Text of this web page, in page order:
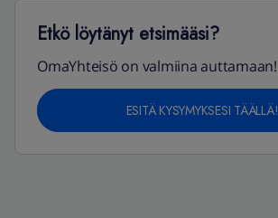
Etkö löytänyt etsimääsi?
OmaYhteisö on valmiina auttamaan!
ESITÄ KYSYMYKSESI TÄÄLLÄ!